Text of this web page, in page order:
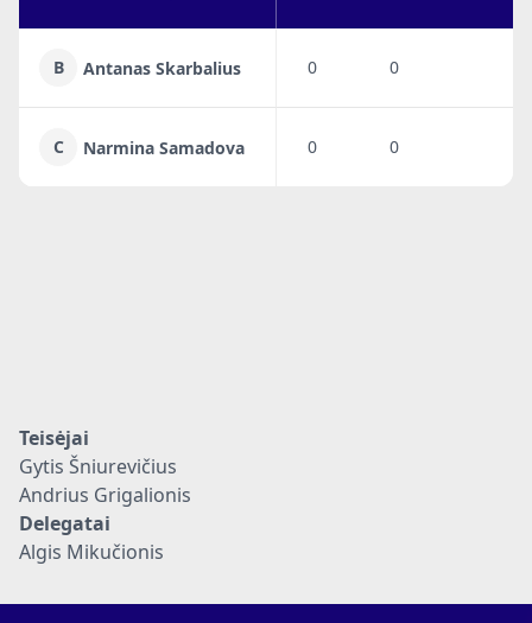
B Antanas Skarbalius 0 0
C Narmina Samadova 0 0
Teisėjai
Gytis Šniurevičius
Andrius Grigalionis
Delegatai
Algis Mikučionis